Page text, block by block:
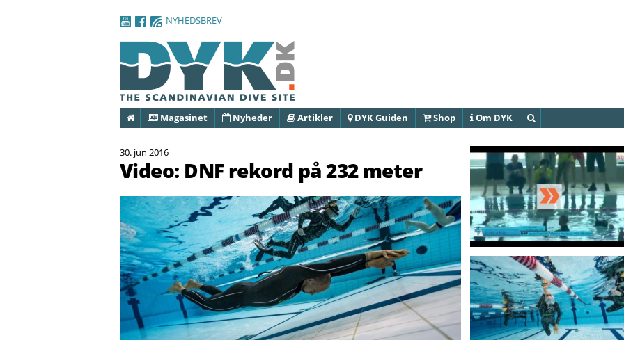
NYHEDSBREV
ForsideMagasinet Nyheder Artikler DYK Guiden Shop Om DYK
30. jun 2016
Video: DNF rekord på 232 meter